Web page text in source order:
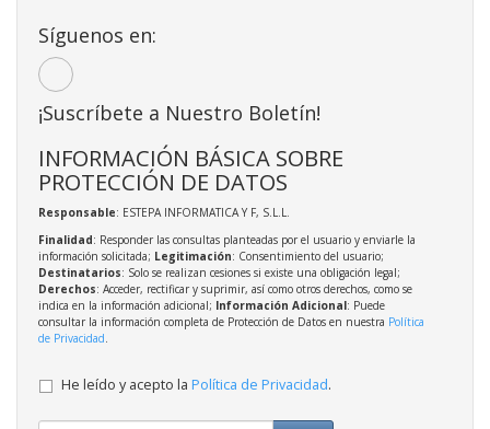
Síguenos en:
¡Suscríbete a Nuestro Boletín!
INFORMACIÓN BÁSICA SOBRE
PROTECCIÓN DE DATOS
Responsable: ESTEPA INFORMATICA Y F, S.L.L.
Finalidad: Responder las consultas planteadas por el usuario y enviarle la
información solicitada; Legitimación: Consentimiento del usuario;
Destinatarios: Solo se realizan cesiones si existe una obligación legal;
Derechos: Acceder, rectificar y suprimir, así como otros derechos, como se
indica en la información adicional; Información Adicional: Puede
consultar la información completa de Protección de Datos en nuestra Política
de Privacidad.
He leído y acepto la Política de Privacidad.